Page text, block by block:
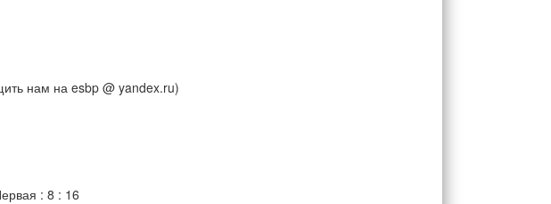
нам на esbp @ yandex.ru)
: 8 : 16